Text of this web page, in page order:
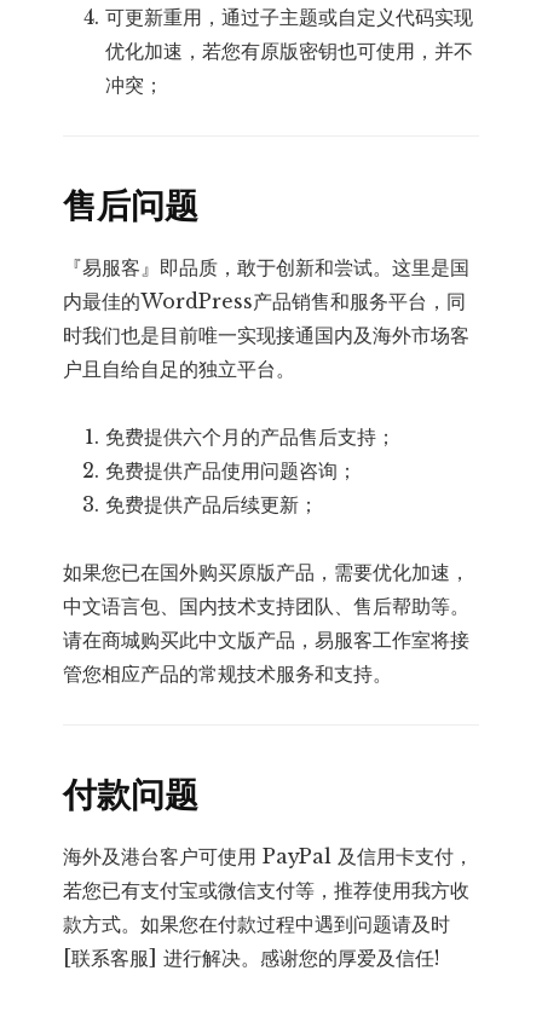
可更新重用，通过子主题或自定义代码实现
优化加速，若您有原版密钥也可使用，并不
冲突；
售后问题
『易服客』即品质，敢于创新和尝试。这里是国
内最佳的WordPress产品销售和服务平台，同
时我们也是目前唯一实现接通国内及海外市场客
户且自给自足的独立平台。
免费提供六个月的产品售后支持；
免费提供产品使用问题咨询；
免费提供产品后续更新；
如果您已在国外购买原版产品，需要优化加速，
中文语言包、国内技术支持团队、售后帮助等。
请在商城购买此中文版产品，易服客工作室将接
管您相应产品的常规技术服务和支持。
付款问题
海外及港台客户可使用 PayPal 及信用卡支付，
若您已有支付宝或微信支付等，推荐使用我方收
款方式。如果您在付款过程中遇到问题请及时
[联系客服] 进行解决。感谢您的厚爱及信任!